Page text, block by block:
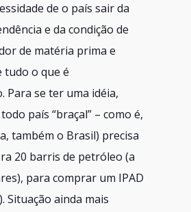
de o país sair da
e da condição de
de matéria prima e
tudo o que é
Para se ter uma idéia,
país “braçal” – como é,
também o Brasil) precisa
20 barris de petróleo (a
para comprar um IPAD
Situação ainda mais